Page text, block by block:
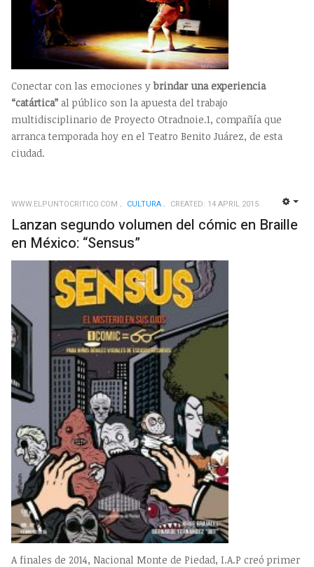
Conectar con las emociones ybrindar una experiencia
“catártica” al público son la apuesta del trabajo
multidisciplinario de Proyecto Otradnoie.1, compañía que
arranca temporada hoy en el Teatro Benito Juárez, de esta
ciudad.
WWW.ELPUNTOCRITICO.COM CULTURA CREATED: 14 APRIL 2015
Lanzan segundo volumen del cómic en Braille
en México: “Sensus”
A finales de 2014, Nacional Monte de Piedad, I.A.P creó primer